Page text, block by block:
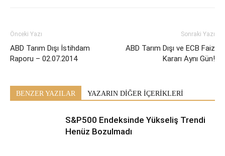
Önceki Yazı
ABD Tarım Dışı İstihdam
Raporu – 02.07.2014
Sonraki Yazı
ABD Tarım Dışı ve ECB Faiz
Kararı Aynı Gün!
BENZER YAZILAR YAZARIN DİĞER İÇERİKLERİ
S&P500 Endeksinde Yükseliş Trendi
Henüz Bozulmadı